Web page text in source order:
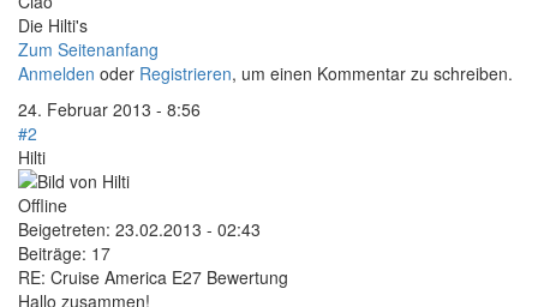
Die Hilti's
Zum Seitenanfang
Anmelden oder Registrieren, um einen Kommentar zu schreiben.
24. Februar 2013 - 8:56
#2
Hilti
Offline
Beigetreten: 23.02.2013 - 02:43
Beiträge: 17
RE: Cruise America E27 Bewertung
Hallo zusammen!